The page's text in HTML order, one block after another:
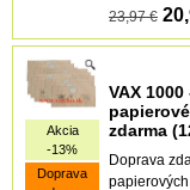
23,97 €
Akcia
-13%
Doprava
VAX
zdarma
Doprava